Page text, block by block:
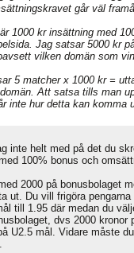
går väl
1000 kr insättning med
Jag satsar 5000 kr
vilken domän som
5 matcher x 1000 kr =
Att satsa tills man
inte hur detta kan komma
inte helt med på det du
100% bonus och
2000 på bonusbolaget
ut. Du vill frigöra
till 1.95 där medan du
dvs 2000
U2.5 mål. Vidare måste